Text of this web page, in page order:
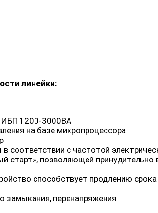
линейки:
ИБП 1200-3000ВА
на базе микропроцессора
соответствии с частотой
старт», позволяющей
способствует продлению
замыкания, перенапряжения